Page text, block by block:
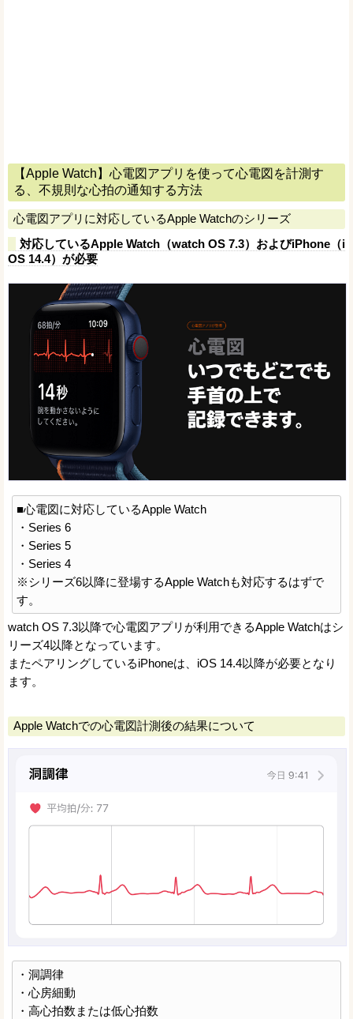
【Apple Watch】心電図アプリを使って心電図を計測す
る、不規則な心拍の通知する方法
心電図アプリに対応しているApple Watchのシリーズ
対応しているApple Watch（watch OS 7.3）およびiPhone（i
OS 14.4）が必要
■心電図に対応しているApple Watch
・Series 6
・Series 5
・Series 4
※シリーズ6以降に登場するApple Watchも対応するはずで
す。
watch OS 7.3以降で心電図アプリが利用できるApple Watchはシ
リーズ4以降となっています。
またペアリングしているiPhoneは、iOS 14.4以降が必要となり
ます。
Apple Watchでの心電図計測後の結果について
・洞調律
・心房細動
・高心拍数または低心拍数